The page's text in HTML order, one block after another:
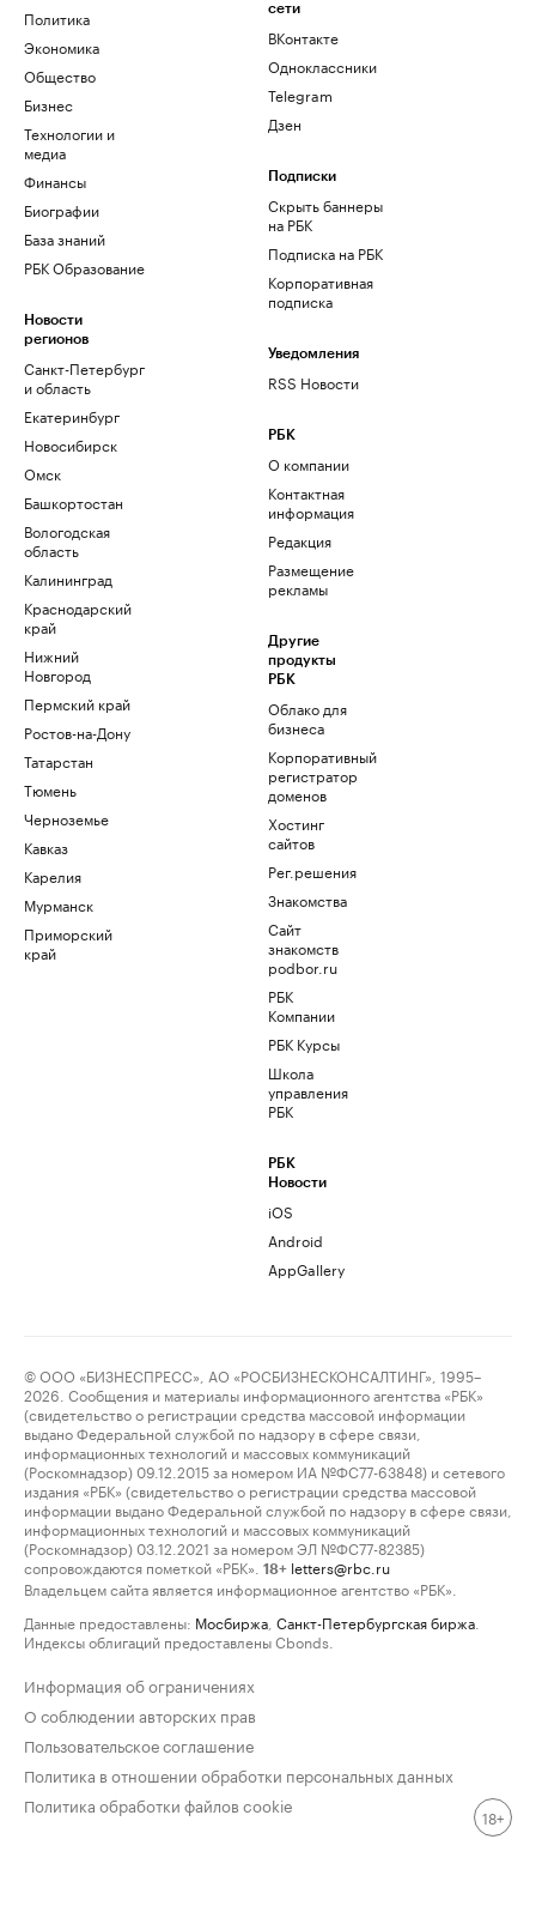
Политика
Экономика
Общество
Бизнес
Технологии и
медиа
Финансы
Биографии
База знаний
РБК Образование
Новости
регионов
Санкт-Петербург
и область
Екатеринбург
Новосибирск
Омск
Башкортостан
Вологодская
область
Калининград
Краснодарский
край
Нижний
Новгород
Пермский край
Ростов-на-Дону
Татарстан
Тюмень
Черноземье
Кавказ
Карелия
Мурманск
Приморский
край
сети
ВКонтакте
Одноклассники
Telegram
Дзен
Подписки
Скрыть баннеры
на РБК
Подписка на РБК
Корпоративная
подписка
Уведомления
RSS Новости
РБК
О компании
Контактная
информация
Редакция
Размещение
рекламы
Другие
продукты
РБК
Облако для
бизнеса
Корпоративный
регистратор
доменов
Хостинг
сайтов
Рег.решения
Знакомства
Сайт
знакомств
podbor.ru
РБК
Компании
РБК Курсы
Школа
управления
РБК
РБК
Новости
iOS
Android
AppGallery
© ООО «БИЗНЕСПРЕСС», АО «РОСБИЗНЕСКОНСАЛТИНГ», 1995–
2026. Сообщения и материалы информационного агентства «РБК»
(свидетельство о регистрации средства массовой информации
выдано Федеральной службой по надзору в сфере связи,
информационных технологий и массовых коммуникаций
(Роскомнадзор) 09.12.2015 за номером ИА №ФС77-63848) и сетевого
издания «РБК» (свидетельство о регистрации средства массовой
информации выдано Федеральной службой по надзору в сфере связи,
информационных технологий и массовых коммуникаций
(Роскомнадзор) 03.12.2021 за номером ЭЛ №ФС77-82385)
сопровождаются пометкой «РБК».
18+ letters@rbc.ru
Владельцем сайта является информационное агентство «РБК».
Данные предоставлены: Мосбиржа Санкт-Петербургская биржа
Индексы облигаций предоставлены Cbonds.
Информация об ограничениях
О соблюдении авторских прав
Пользовательское соглашение
Политика в отношении обработки персональных данных
Политика обработки файлов cookie
18+